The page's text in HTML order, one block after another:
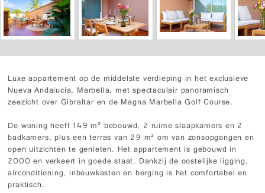
Luxe appartement op de middelste verdieping in het exclusieve
Nueva Andalucía, Marbella, met spectaculair panoramisch
zeezicht over Gibraltar en de Magna Marbella Golf Course.
De woning heeft 149 m² bebouwd, 2 ruime slaapkamers en 2
badkamers, plus een terras van 29 m² om van zonsopgangen en
open uitzichten te genieten. Het appartement is gebouwd in
2000 en verkeert in goede staat. Dankzij de oostelijke ligging,
airconditioning, inbouwkasten en berging is het comfortabel en
praktisch.